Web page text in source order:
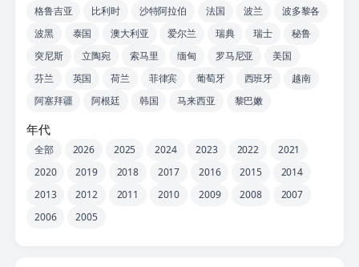
格鲁吉亚
比利时 沙特阿拉伯 法国 波兰
波多黎各
波黑
泰国 澳大利亚 爱尔兰 瑞典 瑞士
秘鲁
突尼斯
立陶宛 索马里 缅甸 罗马尼亚
美国
芬兰
英国 荷兰 菲律宾 葡萄牙 西班牙
越南
阿塞拜疆
阿根廷 韩国 马来西亚 黎巴嫩
年代
全部 2026 2025 2024 2023 2022
2021
2020
2019 2018 2017 2016 2015
2014
2013
2012 2011 2010 2009 2008
2007
2006
2005